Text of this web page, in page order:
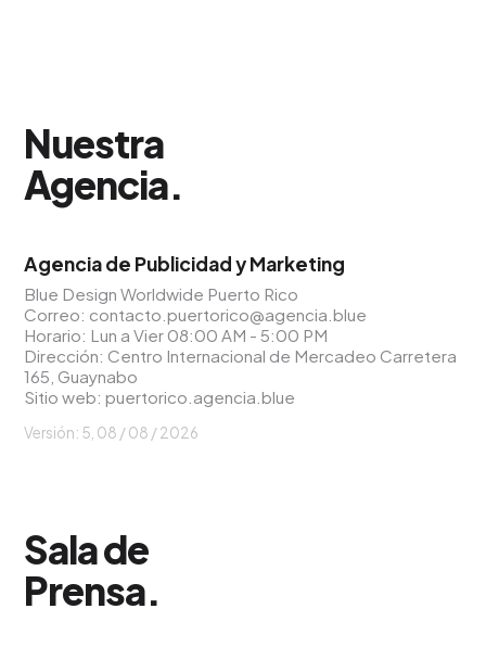
Nuestra
Agencia.
Agencia de Publicidad y Marketing
Blue Design Worldwide Puerto Rico
Correo: contacto.puertorico@agencia.blue
Horario: Lun a Vier 08:00 AM - 5:00 PM
Dirección: Centro Internacional de Mercadeo Carretera
165, Guaynabo
Sitio web:puertorico.agencia.blue
Versión: 5, 08 / 08 / 2026
Sala de
Prensa.